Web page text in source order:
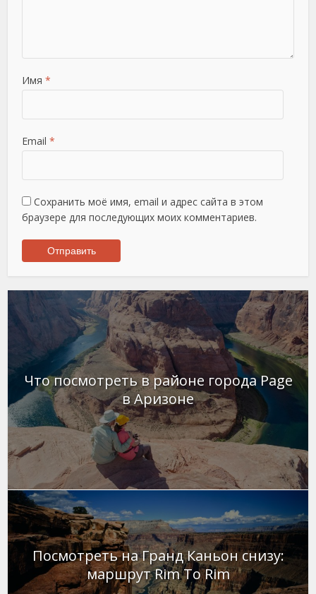
Имя *
Email *
Сохранить моё имя, email и адрес сайта в этом
браузере для последующих моих комментариев.
Что посмотреть в районе города Page
в Аризоне
Посмотреть на Гранд Каньон снизу:
маршрут Rim To Rim